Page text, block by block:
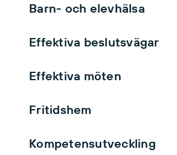
Barn- och elevhälsa
Effektiva beslutsvägar
Effektiva möten
Fritidshem
Kompetensutveckling